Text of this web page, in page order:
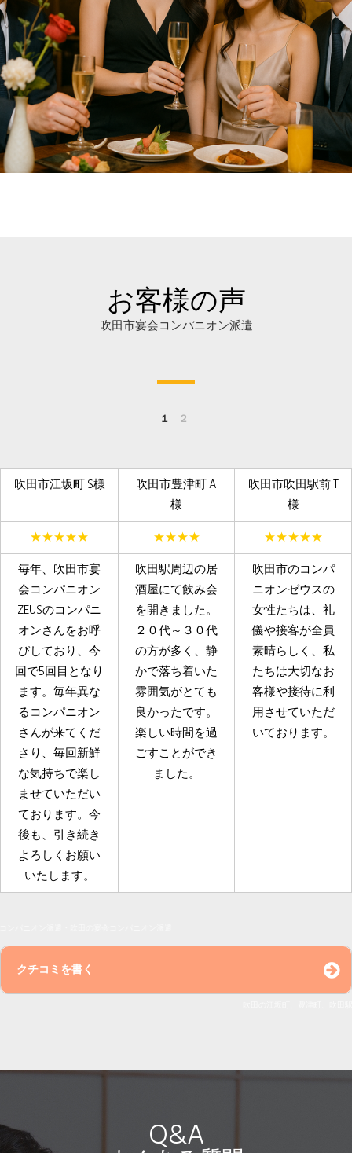
お客様の声
吹田市宴会コンパニオン派遣
１ ２
吹田市江坂町 S様
吹田市豊津町 A
様
吹田市吹田駅前 T
様
★★★★★
★★★★
★★★★★
毎年、吹田市宴
会コンパニオン
ZEUSのコンパニ
オンさんをお呼
びしており、今
回で5回目となり
ます。毎年異な
るコンパニオン
さんが来てくだ
さり、毎回新鮮
な気持ちで楽し
ませていただい
ております。今
後も、引き続き
よろしくお願い
いたします。
吹田駅周辺の居
酒屋にて飲み会
を開きました。
２０代～３０代
の方が多く、静
かで落ち着いた
雰囲気がとても
良かったです。
楽しい時間を過
ごすことができ
ました。
吹田市のコンパ
ニオンゼウスの
女性たちは、礼
儀や接客が全員
素晴らしく、私
たちは大切なお
客様や接待に利
用させていただ
いております。
クチコミを書く
宴会場所 Q&A